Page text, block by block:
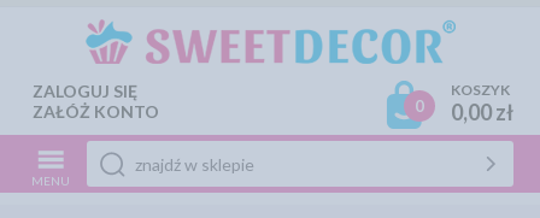
ZALOGUJ SIĘ
ZAŁÓŻ KONTO
0
KOSZYK
0,00 zł
MENU